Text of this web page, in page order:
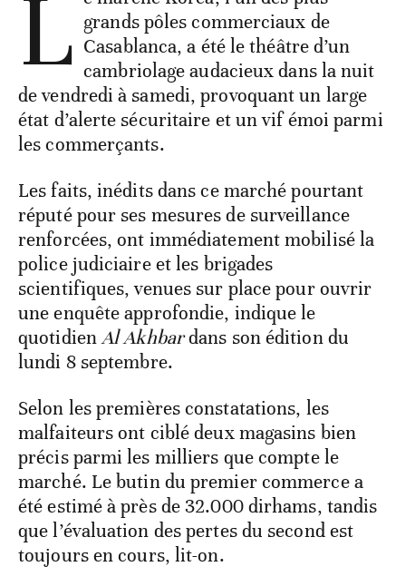
L grands pôles commerciaux de
Casablanca, a été le théâtre d’un
cambriolage audacieux dans la nuit
de vendredi à samedi, provoquant un large
état d’alerte sécuritaire et un vif émoi parmi
les commerçants.
Les faits, inédits dans ce marché pourtant
réputé pour ses mesures de surveillance
renforcées, ont immédiatement mobilisé la
police judiciaire et les brigades
scientifiques, venues sur place pour ouvrir
une enquête approfondie, indique le
quotidienAl Akhbardans son édition du
lundi 8 septembre.
Selon les premières constatations, les
malfaiteurs ont ciblé deux magasins bien
précis parmi les milliers que compte le
marché. Le butin du premier commerce a
été estimé à près de 32.000 dirhams, tandis
que l’évaluation des pertes du second est
toujours en cours, lit-on.